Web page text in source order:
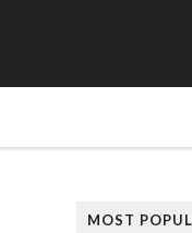
MOST